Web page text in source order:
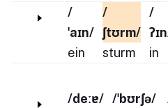
/
ˈaɪn/
ein
/
ʃtʊrm/
sturm
/
in
/deːɐ/ /ˈbʊrʃə/